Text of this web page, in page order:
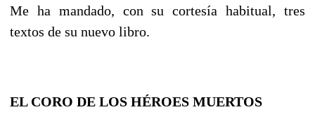
Me ha mandado, con su cortesía habitual, tres
textos de su nuevo libro.
EL CORO DE LOS HÉROES MUERTOS